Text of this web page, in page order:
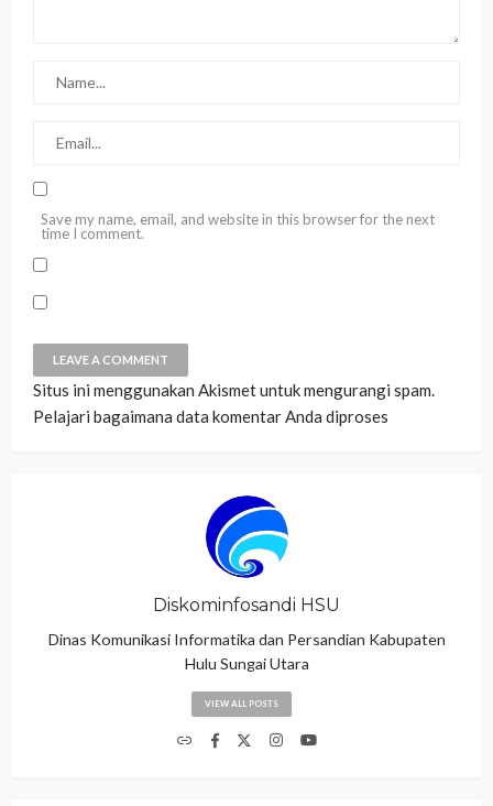
Save my name, email, and website in this browser for the next
time I comment.
Situs ini menggunakan Akismet untuk mengurangi spam.
Pelajari bagaimana data komentar Anda diproses
Diskominfosandi HSU
Dinas Komunikasi Informatika dan Persandian Kabupaten
Hulu Sungai Utara
VIEW ALL POSTS